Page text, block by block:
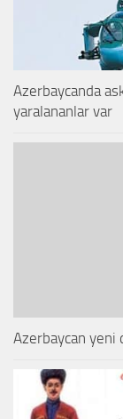
Azerbaycanda
yaralananlar var
Azerbaycan yeni